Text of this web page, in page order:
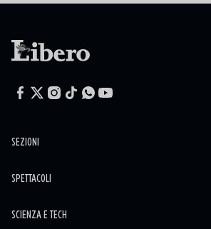
SEZIONI
SPETTACOLI
SCIENZA E TECH